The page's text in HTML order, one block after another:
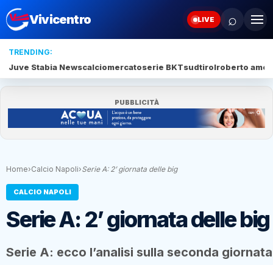
Vivicentro LIVE ⌕
TRENDING:
Juve Stabia Newscalciomercatoserie BKTsudtirolroberto
PUBBLICITÀ
Home›Calcio Napoli›Serie A: 2’ giornata delle big
CALCIO NAPOLI
Serie A: 2’ giornata delle big
Serie A: ecco l’analisi sulla seconda